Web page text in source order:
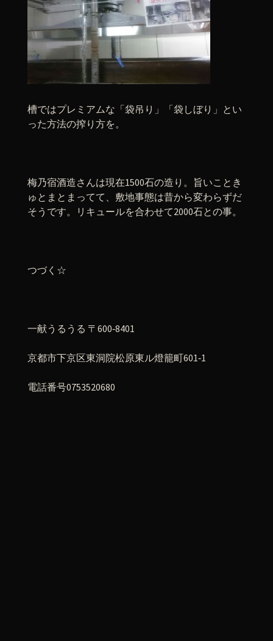
槽ではプレミアムな「袋吊り」「袋しぼり」とい
った方法の搾り方を。
梅乃宿酒造さんは現在1500石の造り。旨いことき
ゅとまとまってて、敷地事態は昔から変わらずだ
そうです。リキュールを合わせて2000石との事。
つづく☆
一献うるうる 〒600‐8401
京都市下京区東洞院松原東ル燈籠町601‐1
電話番号0753520680